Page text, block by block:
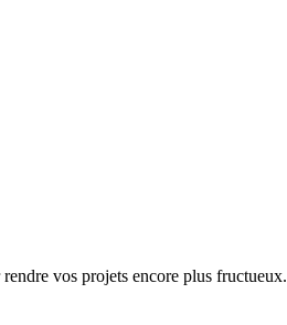
vos projets encore plus fructueux.